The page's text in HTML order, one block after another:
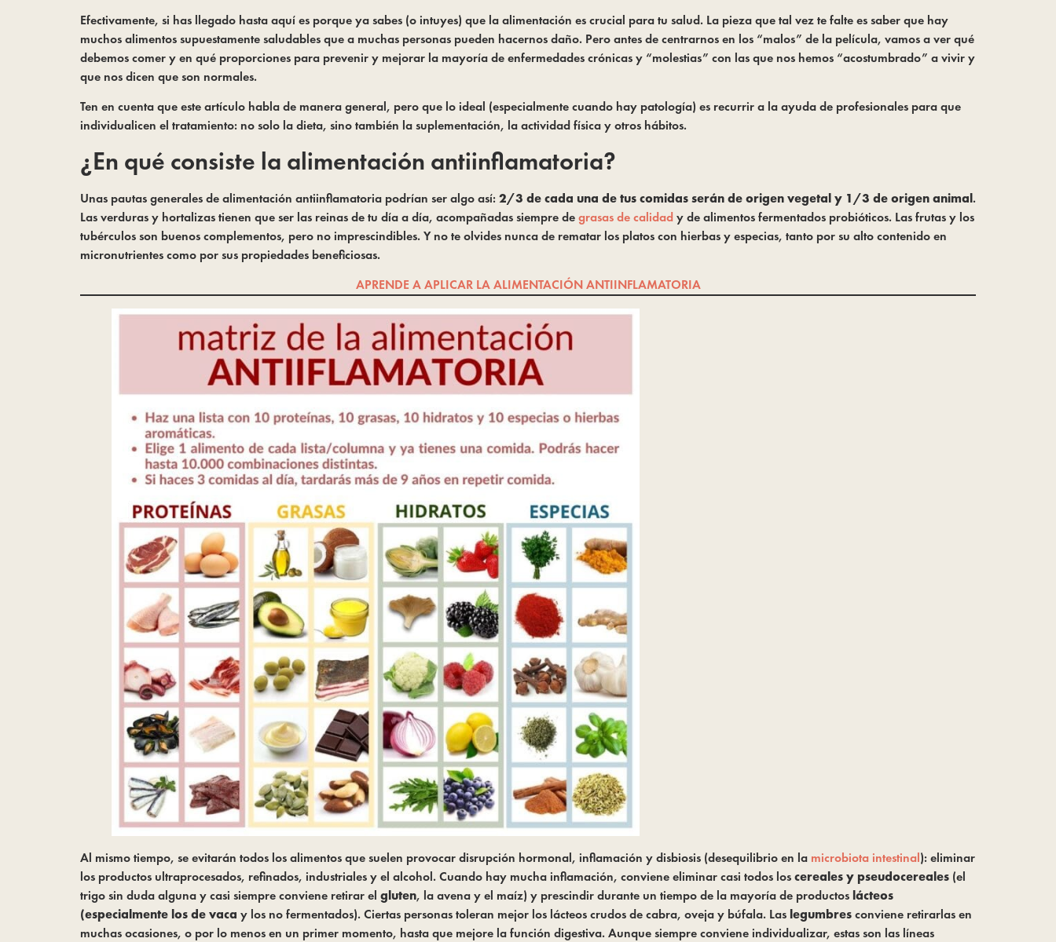
Efectivamente, si has llegado hasta aquí es porque ya sabes (o intuyes) que la alimentación es crucial para tu salud. La pieza que tal vez te falte es saber que hay
muchos alimentos supuestamente saludables que a muchas personas pueden hacernos daño. Pero antes de centrarnos en los “malos” de la película, vamos a ver qué
debemos comer y en qué proporciones para prevenir y mejorar la mayoría de enfermedades crónicas y “molestias” con las que nos hemos “acostumbrado” a vivir y
que nos dicen que son normales.
Ten en cuenta que este artículo habla de manera general, pero que lo ideal (especialmente cuando hay patología) es recurrir a la ayuda de profesionales para que
individualicen el tratamiento: no solo la dieta, sino también la suplementación, la actividad física y otros hábitos.
¿En qué consiste la alimentación antiinflamatoria?
Unas pautas generales de alimentación antiinflamatoria podrían ser algo así:2/3 de cada una de tus comidas serán de origen vegetal y 1/3 de origen animal.
Las verduras y hortalizas tienen que ser las reinas de tu día a día, acompañadas siempre degrasas de calidady de alimentos fermentados probióticos. Las frutas y los
tubérculos son buenos complementos, pero no imprescindibles. Y no te olvides nunca de rematar los platos con hierbas y especias, tanto por su alto contenido en
micronutrientes como por sus propiedades beneficiosas.
APRENDE A APLICAR LA ALIMENTACIÓN ANTIINFLAMATORIA
Al mismo tiempo, se evitarán todos los alimentos que suelen provocar disrupción hormonal, inflamación y disbiosis (desequilibrio en la microbiota intestinal): eliminar
los productos ultraprocesados, refinados, industriales y el alcohol. Cuando hay mucha inflamación, conviene eliminar casi todos loscereales y pseudocereales (el
trigo sin duda alguna y casi siempre conviene retirar el gluten, la avena y el maíz) y prescindir durante un tiempo de la mayoría de productoslácteos
(especialmente los de vaca y los no fermentados). Ciertas personas toleran mejor los lácteos crudos de cabra, oveja y búfala. Laslegumbresconviene retirarlas en
muchas ocasiones, o por lo menos en un primer momento, hasta que mejore la función digestiva. Aunque siempre conviene individualizar, estas son las líneas